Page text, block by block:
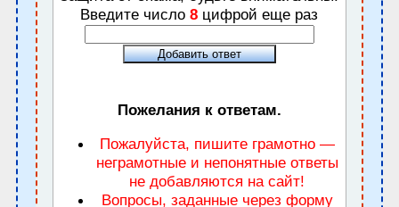
Введите число8 цифрой еще раз
Пожелания к ответам.
Пожалуйста, пишите грамотно —
неграмотные и непонятные ответы
не добавляются на сайт!
Вопросы, заданные через форму